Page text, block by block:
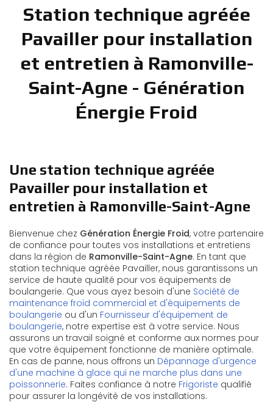
Station technique agréée
Pavailler pour installation
et entretien à Ramonville-
Saint-Agne - Génération
Énergie Froid
Une station technique agréée
Pavailler pour installation et
entretien à Ramonville-Saint-Agne
Bienvenue chez Génération Énergie Froid, votre partenaire
de confiance pour toutes vos installations et entretiens
dans la région de Ramonville-Saint-Agne. En tant que
station technique agréée Pavailler, nous garantissons un
service de haute qualité pour vos équipements de
boulangerie. Que vous ayez besoin d'une Société de
maintenance froid commercial et d'équipements de
boulangerie ou d'un Fournisseur d'équipement de
boulangerie, notre expertise est à votre service. Nous
assurons un travail soigné et conforme aux normes pour
que votre équipement fonctionne de manière optimale.
En cas de panne, nous offrons un Dépannage d'urgence
d'une machine à glace qui ne marche plus dans une
poissonnerie. Faites confiance à notre Frigoriste qualifié
pour assurer la longévité de vos installations.